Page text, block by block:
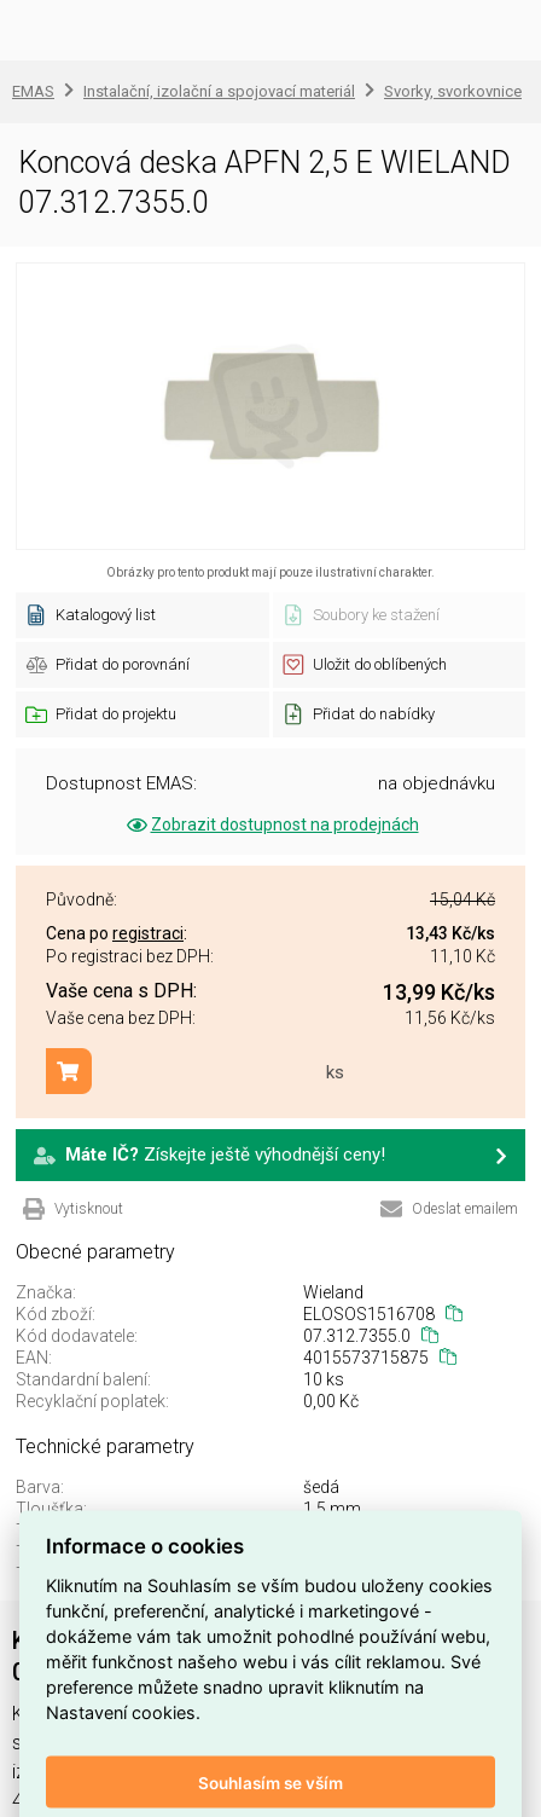
EMAS Instalační, izolační a spojovací materiál Svorky, svorkovnice
Koncová deska APFN 2,5 E WIELAND
07.312.7355.0
Obrázky pro tento produkt mají pouze ilustrativní charakter.
Katalogový list Soubory ke stažení
Přidat do porovnání Uložit do oblíbených
Přidat do projektu Přidat do nabídky
Dostupnost EMAS: na objednávku
Zobrazit dostupnost na prodejnách
Původně:
15,04 Kč
Cena po registraci: 13,43 Kč/ks
Po registraci bez DPH:
11,10 Kč
Vaše cena s DPH: 13,99 Kč/ks
Vaše cena bez DPH: 11,56 Kč/ks
ks
Přidat do košíku
Máte IČ? Získejte ještě výhodnější ceny!
Vytisknout Odeslat emailem
Obecné parametry
Značka:
Wieland
Kód zboží:
ELOSOS1516708
Kód dodavatele:
07.312.7355.0
EAN:
4015573715875
Standardní balení:
10 ks
Recyklační poplatek:
0,00 Kč
Technické parametry
Barva:
šedá
Tloušťka:
1,5 mm
Třída hořlavosti izol mat. UL94:
Typ čelní desky:
Typ přepážky:
ne
Koncová deska APFN 2,5 E WIELAND
07.312.7355.0
Koncová deska APFN 2,5 E najdete v kategoriích Svorky,
svorkovnice, Přepážka pro řadovou svorkovnici, Instalační,
izolační a spojovací materiál, výrobce Wieland, EAN
4015573715875, kód dodavatele 07.312.7355.0. Koncová
Informace o cookies
Kliknutím na Souhlasím se vším budou uloženy cookies
funkční, preferenční, analytické i marketingové -
dokážeme vám tak umožnit pohodlné používání webu,
měřit funkčnost našeho webu i vás cílit reklamou. Své
preference můžete snadno upravit kliknutím na
Nastavení cookies.
Souhlasím se vším